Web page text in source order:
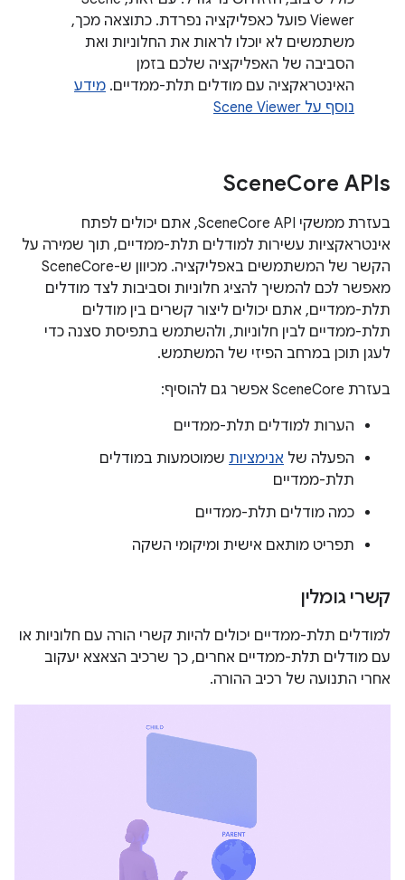
Viewer פועל כאפליקציה נפרדת. כתוצאה מכך,
משתמשים לא יוכלו לראות את החלוניות ואת
הסביבה של האפליקציה שלכם בזמן
האינטראקציה עם מודלים תלת-ממדיים. מידע
נוסף על Scene Viewer
‫SceneCore APIs
בעזרת ממשקי SceneCore API, אתם יכולים לפתח
אינטראקציות עשירות למודלים תלת-ממדיים, תוך שמירה על
הקשר של המשתמשים באפליקציה. מכיוון ש-SceneCore
מאפשר לכם להמשיך להציג חלוניות וסביבות לצד מודלים
תלת-ממדיים, אתם יכולים ליצור קשרים בין מודלים
תלת-ממדיים לבין חלוניות, ולהשתמש בתפיסת סצנה כדי
לעגן תוכן במרחב הפיזי של המשתמש.
בעזרת SceneCore אפשר גם להוסיף:
הערות למודלים תלת-ממדיים
הפעלה של אנימציות שמוטמעות במודלים
תלת-ממדיים
כמה מודלים תלת-ממדיים
תפריט מותאם אישית ומיקומי השקה
קשרי גומלין
למודלים תלת-ממדיים יכולים להיות קשרי הורה עם חלוניות או
עם מודלים תלת-ממדיים אחרים, כך שרכיב הצאצא יעקוב
אחרי התנועה של רכיב ההורה.